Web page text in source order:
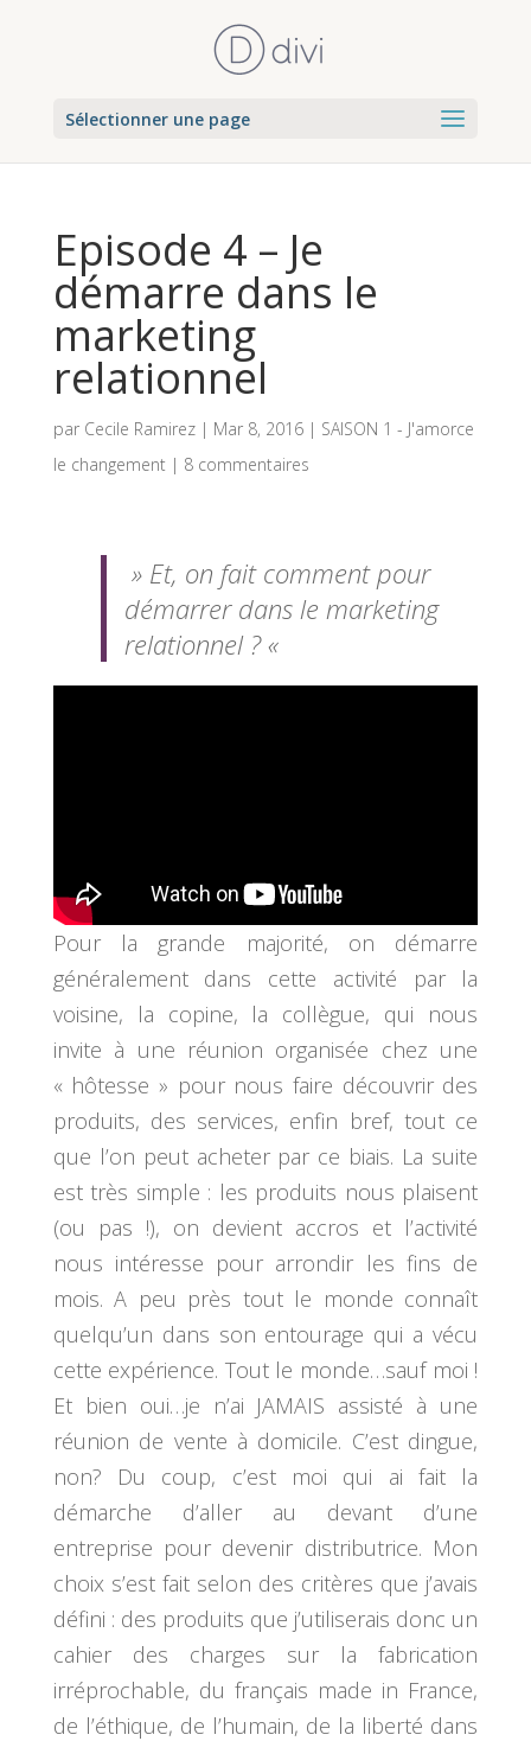
Sélectionner une page
Episode 4 – Je
démarre dans le
marketing
relationnel
par Cecile Ramirez| Mar 8, 2016| SAISON 1 - J'amorce
le changement| 8 commentaires
» Et, on fait comment pour
démarrer dans le marketing
relationnel ? «
Pour la grande majorité, on démarre
généralement dans cette activité par la
voisine, la copine, la collègue, qui nous
invite à une réunion organisée chez une
« hôtesse » pour nous faire découvrir des
produits, des services, enfin bref, tout ce
que l’on peut acheter par ce biais. La suite
est très simple : les produits nous plaisent
(ou pas !), on devient accros et l’activité
nous intéresse pour arrondir les fins de
mois. A peu près tout le monde connaît
quelqu’un dans son entourage qui a vécu
cette expérience. Tout le monde…sauf moi !
Et bien oui…je n’ai JAMAIS assisté à une
réunion de vente à domicile. C’est dingue,
non? Du coup, c’est moi qui ai fait la
démarche d’aller au devant d’une
entreprise pour devenir distributrice. Mon
choix s’est fait selon des critères que j’avais
défini : des produits que j’utiliserais donc un
cahier des charges sur la fabrication
irréprochable, du français made in France,
de l’éthique, de l’humain, de la liberté dans